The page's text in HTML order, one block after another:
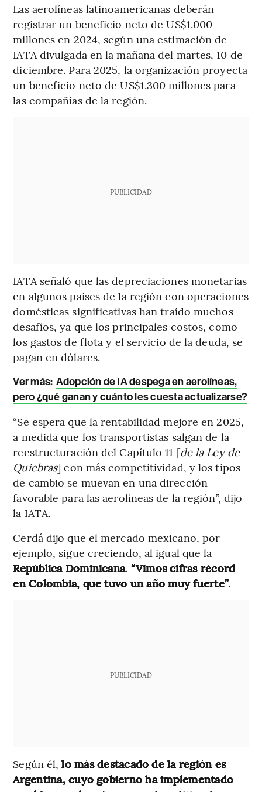
Las aerolíneas latinoamericanas deberán
registrar un beneficio neto de US$1.000
millones en 2024, según una estimación de
IATA divulgada en la mañana del martes, 10 de
diciembre. Para 2025, la organización proyecta
un beneficio neto de US$1.300 millones para
las compañías de la región.
PUBLICIDAD
IATA señaló que las depreciaciones monetarias
en algunos países de la región con operaciones
domésticas significativas han traído muchos
desafíos, ya que los principales costos, como
los gastos de flota y el servicio de la deuda, se
pagan en dólares.
Ver más: Adopción de IA despega en aerolíneas,
pero ¿qué ganan y cuánto les cuesta actualizarse?
“Se espera que la rentabilidad mejore en 2025,
a medida que los transportistas salgan de la
reestructuración del Capítulo 11 [de la Ley de
Quiebras] con más competitividad, y los tipos
de cambio se muevan en una dirección
favorable para las aerolíneas de la región”, dijo
la IATA.
Cerdá dijo que el mercado mexicano, por
ejemplo, sigue creciendo, al igual que la
República Dominicana. “Vimos cifras récord
en Colombia, que tuvo un año muy fuerte”.
PUBLICIDAD
Según él,lo más destacado de la región es
Argentina, cuyo gobierno ha implementado